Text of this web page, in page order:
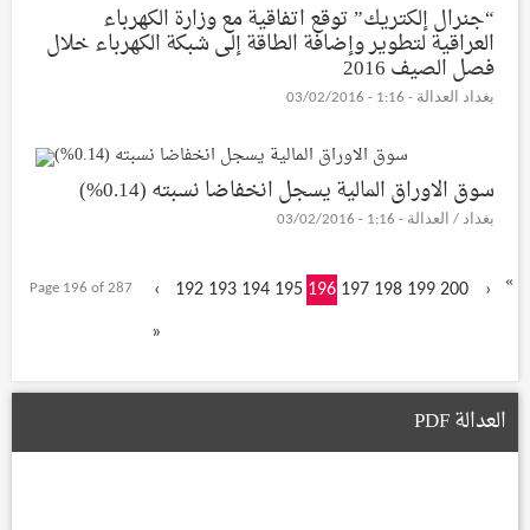
“جنرال إلكتريك” توقع اتفاقية مع وزارة الكهرباء
العراقية لتطوير وإضافة الطاقة إلى شبكة الكهرباء خلال
فصل الصيف 2016
بغداد العدالة - 1:16 - 03/02/2016
سوق الاوراق المالية يسجل انخفاضا نسبته (0.14%)
بغداد / العدالة - 1:16 - 03/02/2016
Page 196 of 287 «
‹ 192 193 194 195 196 197 198 199 200 ›
»
العدالة PDF